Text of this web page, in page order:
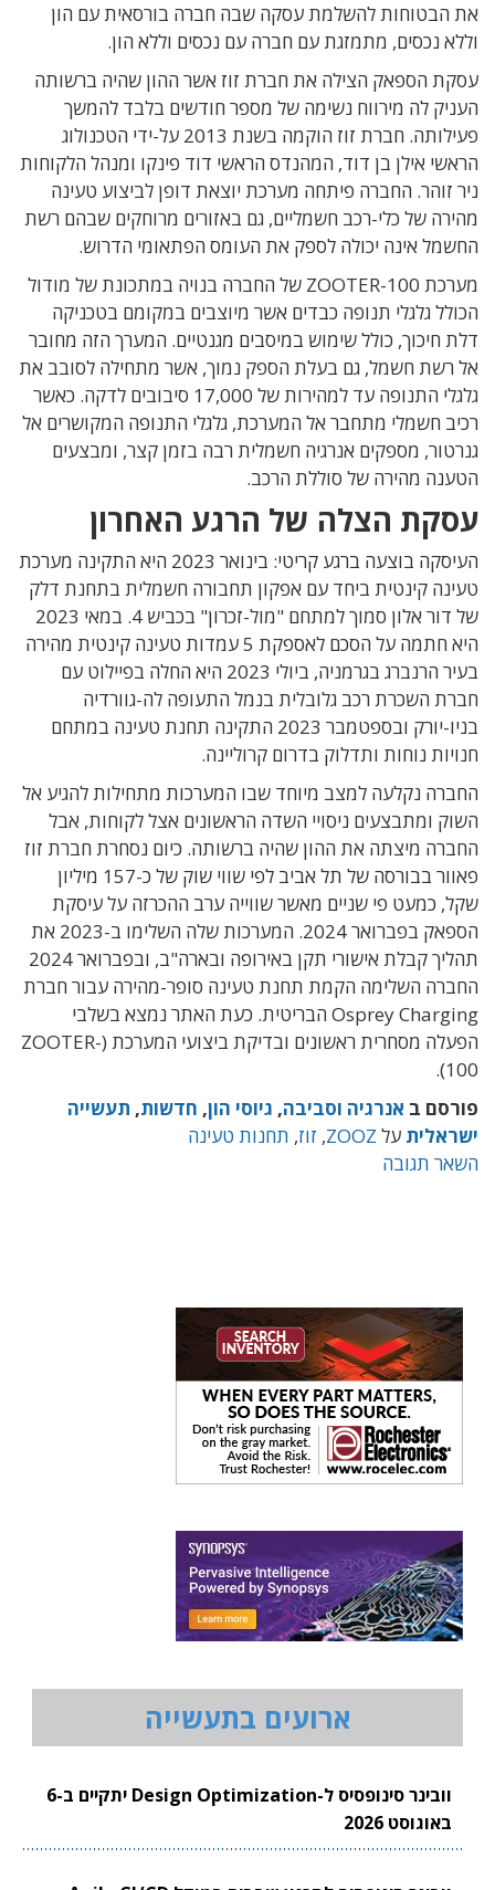
את הבטוחות להשלמת עסקה שבה חברה בורסאית עם הון
וללא נכסים, מתמזגת עם חברה עם נכסים וללא הון.
עסקת הספאק הצילה את חברת זוז אשר ההון שהיה ברשותה
העניק לה מירווח נשימה של מספר חודשים בלבד להמשך
פעילותה. חברת זוז הוקמה בשנת 2013 על-ידי הטכנולוג
הראשי אילן בן דוד, המהנדס הראשי דוד פינקו ומנהל הלקוחות
ניר זוהר. החברה פיתחה מערכת יוצאת דופן לביצוע טעינה
מהירה של כלי-רכב חשמליים, גם באזורים מרוחקים שבהם רשת
החשמל אינה יכולה לספק את העומס הפתאומי הדרוש.
מערכת ZOOTER-100 של החברה בנויה במתכונת של מודול
הכולל גלגלי תנופה כבדים אשר מיוצבים במקומם בטכניקה
דלת חיכוך, כולל שימוש במיסבים מגנטיים. המערך הזה מחובר
אל רשת חשמל, גם בעלת הספק נמוך, אשר מתחילה לסובב את
גלגלי התנופה עד למהירות של 17,000 סיבובים לדקה. כאשר
רכיב חשמלי מתחבר אל המערכת, גלגלי התנופה המקושרים אל
גנרטור, מספקים אנרגיה חשמלית רבה בזמן קצר, ומבצעים
הטענה מהירה של סוללת הרכב.
עסקת הצלה של הרגע האחרון
העיסקה בוצעה ברגע קריטי: בינואר 2023 היא התקינה מערכת
טעינה קינטית ביחד עם אפקון תחבורה חשמלית בתחנת דלק
של דור אלון סמוך למתחם "מול-זכרון" בכביש 4. במאי 2023
היא חתמה על הסכם לאספקת 5 עמדות טעינה קינטית מהירה
בעיר הרנברג בגרמניה, ביולי 2023 היא החלה בפיילוט עם
חברת השכרת רכב גלובלית בנמל התעופה לה-גוורדיה
בניו-יורק ובספטמבר 2023 התקינה תחנת טעינה במתחם
חנויות נוחות ותדלוק בדרום קרוליינה.
החברה נקלעה למצב מיוחד שבו המערכות מתחילות להגיע אל
השוק ומתבצעים ניסויי השדה הראשונים אצל לקוחות, אבל
החברה מיצתה את ההון שהיה ברשותה. כיום נסחרת חברת זוז
פאוור בבורסה של תל אביב לפי שווי שוק של כ-157 מיליון
שקל, כמעט פי שניים מאשר שווייה ערב ההכרזה על עיסקת
הספאק בפברואר 2024. המערכות שלה השלימו ב-2023 את
תהליך קבלת אישורי תקן באירופה ובארה"ב, ובפברואר 2024
החברה השלימה הקמת תחנת טעינה סופר-מהירה עבור חברת
Osprey Charging הבריטית. כעת האתר נמצא בשלבי
הפעלה מסחרית ראשונים ובדיקת ביצועי המערכת (ZOOTER-
100).
פורסם ב אנרגיה וסביבה, גיוסי הון, חדשות, תעשייה
ישראלית על ZOOZ
, זוז, תחנות טעינה
השאר תגובה
ארועים בתעשייה
וובינר סינופסיס ל-Design Optimization יתקיים ב-6
באוגוסט 2026